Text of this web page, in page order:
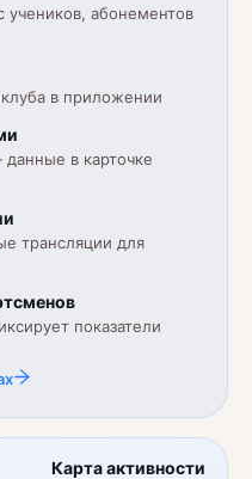
учеников, абонементов
в приложении
данные в карточке
трансляции для
показатели
Карта активности